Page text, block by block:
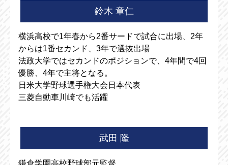
鈴木 章仁
横浜高校で1年春から2番サードで試合に出場、2年
からは1番セカンド、3年で選抜出場
法政大学ではセカンドのポジションで、4年間で4回
優勝、4年で主将となる。
日米大学野球選手権大会日本代表
三菱自動車川崎でも活躍
武田 隆
鎌倉学園高校野球部元監督